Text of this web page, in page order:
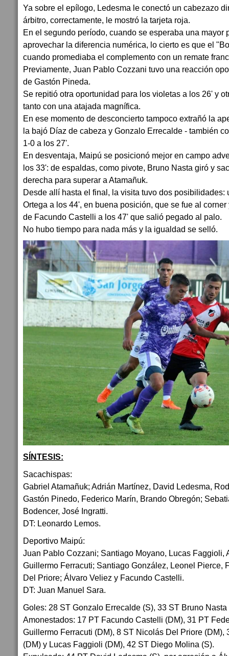
Ya sobre el epílogo, Ledesma le conectó un cabezazo
árbitro, correctamente, le mostró la tarjeta roja.
En el segundo período, cuando se esperaba una mayor
aprovechar la diferencia numérica, lo cierto es que el
cuando promediaba el complemento con un remate
Previamente, Juan Pablo Cozzani tuvo una reacción
de Gastón Pineda.
Se repitió otra oportunidad para los violetas a los 26' y
tanto con una atajada magnífica.
En ese momento de desconcierto tampoco extrañó la
la bajó Díaz de cabeza y Gonzalo Errecalde - también
1-0 a los 27'.
En desventaja, Maipú se posicionó mejor en campo
los 33': de espaldas, como pivote, Bruno Nasta giró y
derecha para superar a Atamañuk.
Desde allí hasta el final, la visita tuvo dos posibilidades:
Ortega a los 44', en buena posición, que se fue al
de Facundo Castelli a los 47' que salió pegado al palo.
No hubo tiempo para nada más y la igualdad se selló.
SÍNTESIS:
Sacachispas:
Gabriel Atamañuk; Adrián Martínez, David Ledesma,
Gastón Pinedo, Federico Marín, Brando Obregón;
Bodencer, José Ingratti.
DT: Leonardo Lemos.
Deportivo Maipú:
Juan Pablo Cozzani; Santiago Moyano, Lucas Faggioli,
Guillermo Ferracuti; Santiago González, Leonel Pierce,
Del Priore; Álvaro Veliez y Facundo Castelli.
DT: Juan Manuel Sara.
Goles: 28 ST Gonzalo Errecalde (S), 33 ST Bruno Nasta
Amonestados: 17 PT Facundo Castelli (DM), 31 PT
Guillermo Ferracuti (DM), 8 ST Nicolás Del Priore (DM),
(DM) y Lucas Faggioli (DM), 42 ST Diego Molina (S).